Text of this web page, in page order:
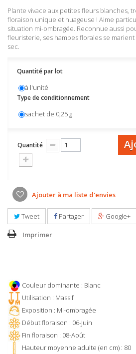
Plante vivace aux petites fleurs blanches,
floraison unique et nuageuse ! Aime
situation mi-ombragée. Reconnue aussi
fleuristerie, ses hampes florales se
sec.
Quantité par lot
à l'unité
Type de conditionnement
sachet de 0,25 g
Quantité
Ajouter à ma liste d'envies
Tweet Partager Google+
Imprimer
Couleur dominante : Blanc
Utilisation : Massif
Exposition : Mi-ombragée
Début floraison : 06-Juin
Fin floraison : 08-Août
Hauteur moyenne adulte (en cm) : 80